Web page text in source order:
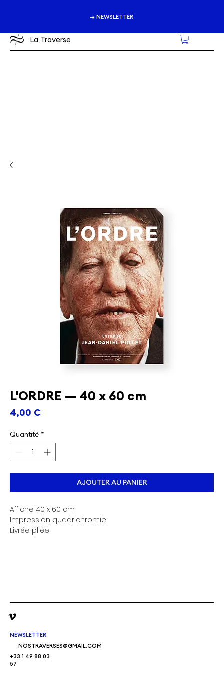
→ NEWSLETTER
La Traverse
L'ORDRE — 40 x 60 cm
4,00 €Prix
Quantité *
AJOUTER AU PANIER
Affiche 40 x 60 cm
Impression quadrichromie
Livrée pliée
NEWSLETTER
NOSTRAVERSES@GMAIL.COM
+33 1 49 88 03
57